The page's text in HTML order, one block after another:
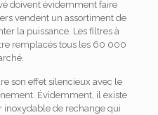
doivent évidemment faire
vendent un assortiment de
la puissance. Les filtres à
remplacés tous les 60 000
son effet silencieux avec le
Évidemment, il existe
inoxydable de rechange qui